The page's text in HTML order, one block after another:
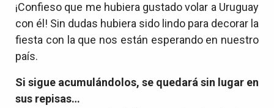
¡Confieso que me hubiera gustado volar a Uruguay
con él! Sin dudas hubiera sido lindo para decorar la
fiesta con la que nos están esperando en nuestro
país.
Si sigue acumulándolos, se quedará sin lugar en
sus repisas…